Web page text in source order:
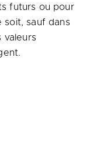
futurs ou pour
soit, sauf dans
valeurs